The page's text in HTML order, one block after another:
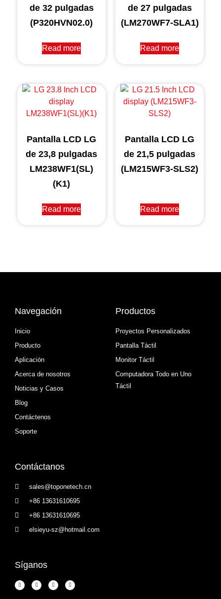
de 32 pulgadas
(P320HVN02.0)
Read more
de 27 pulgadas
(LM270WF7-SLA1)
Read more
Pantalla LCD LG
de 23,8 pulgadas
LM238WF1(SL)
(K1)
Read more
Pantalla LCD LG
de 21,5 pulgadas
(LM215WF3-SLS2)
Read more
Navegación
Inicio
Producto
Aplicación
Acerca de nosotros
Noticias y Casos
Blog
Contáctenos
Soporte
Productos
Proyectos Personalizados
Pantalla Táctil
Monitor Táctil
Computadora Todo en Uno
Táctil
Contáctanos
sales@toponetech.cn
+86 13631610695
+86 13631610695
elsieyu-sz@hotmail.com
Síganos